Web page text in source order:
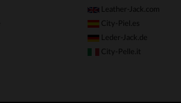
Leather-Jack.com
City-Piel.es
Leder-Jack.de
City-Pelle.it